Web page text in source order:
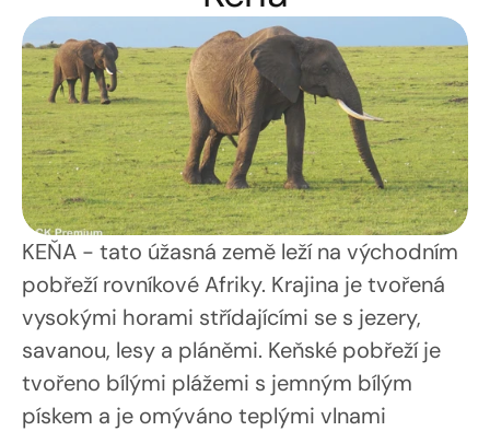
KEŇA - tato úžasná země leží na východním
pobřeží rovníkové Afriky. Krajina je tvořená
vysokými horami střídajícími se s jezery,
savanou, lesy a pláněmi. Keňské pobřeží je
tvořeno bílými plážemi s jemným bílým
pískem a je omýváno teplými vlnami